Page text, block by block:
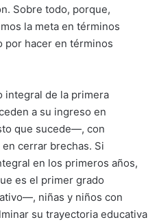
Sobre todo, porque,
la meta en términos
por hacer en términos
integral de la primera
a su ingreso en
que sucede—, con
cerrar brechas. Si
en los primeros años,
es el primer grado
niñas y niños con
su trayectoria educativa